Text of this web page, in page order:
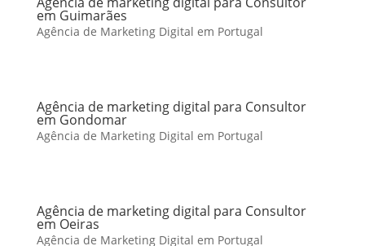
em Guimarães
Agência de Marketing Digital em Portugal
Agência de marketing digital para Consultor
em Gondomar
Agência de Marketing Digital em Portugal
Agência de marketing digital para Consultor
em Oeiras
Agência de Marketing Digital em Portugal